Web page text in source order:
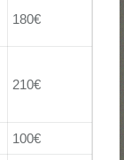
180€
210€
100€